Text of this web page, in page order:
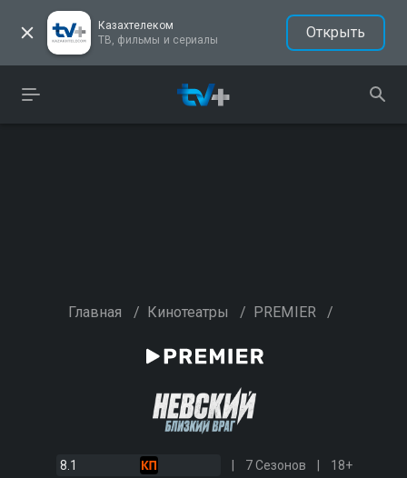
Казахтелеком
ТВ, фильмы и сериалы
Открыть
Главная / Кинотеатры / PREMIER /
8.1 7 Сезонов
18+